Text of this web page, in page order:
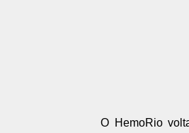
O HemoRio